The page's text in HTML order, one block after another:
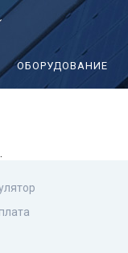
ОБОРУДОВАНИЕ